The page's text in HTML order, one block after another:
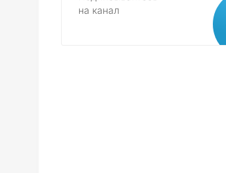
на канал